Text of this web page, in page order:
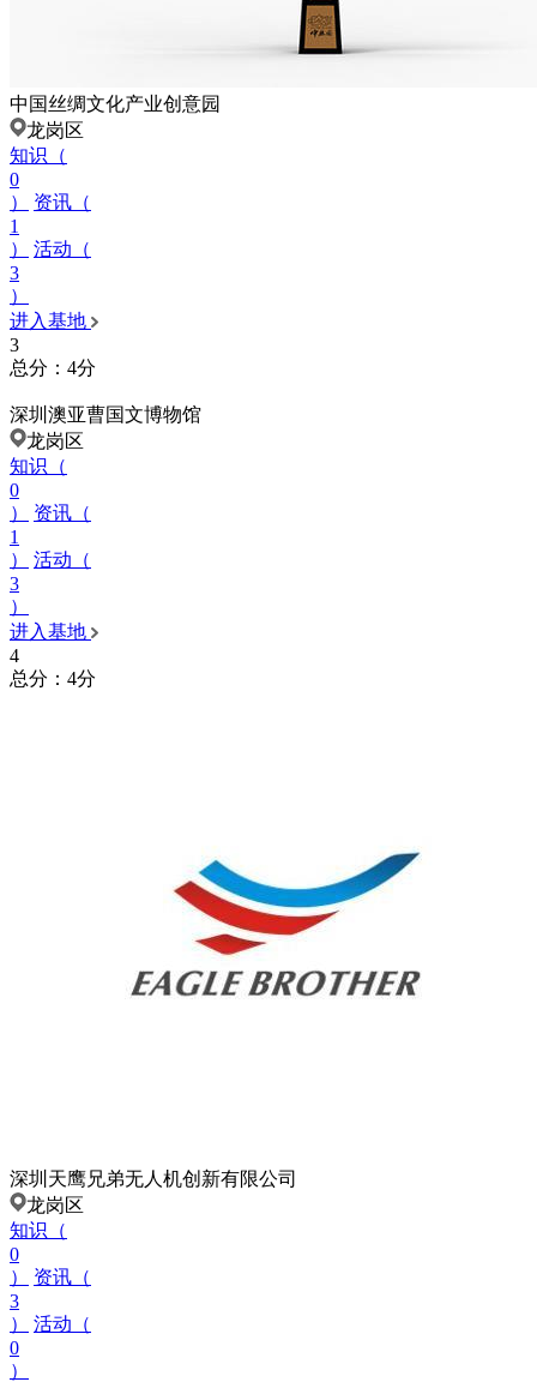
中国丝绸文化产业创意园
龙岗区
知识（
0
）
资讯（
1
）
活动（
3
）
进入基地
3
总分：4分
深圳澳亚曹国文博物馆
龙岗区
知识（
0
）
资讯（
1
）
活动（
3
）
进入基地
4
总分：4分
深圳天鹰兄弟无人机创新有限公司
龙岗区
知识（
0
）
资讯（
3
）
活动（
0
）